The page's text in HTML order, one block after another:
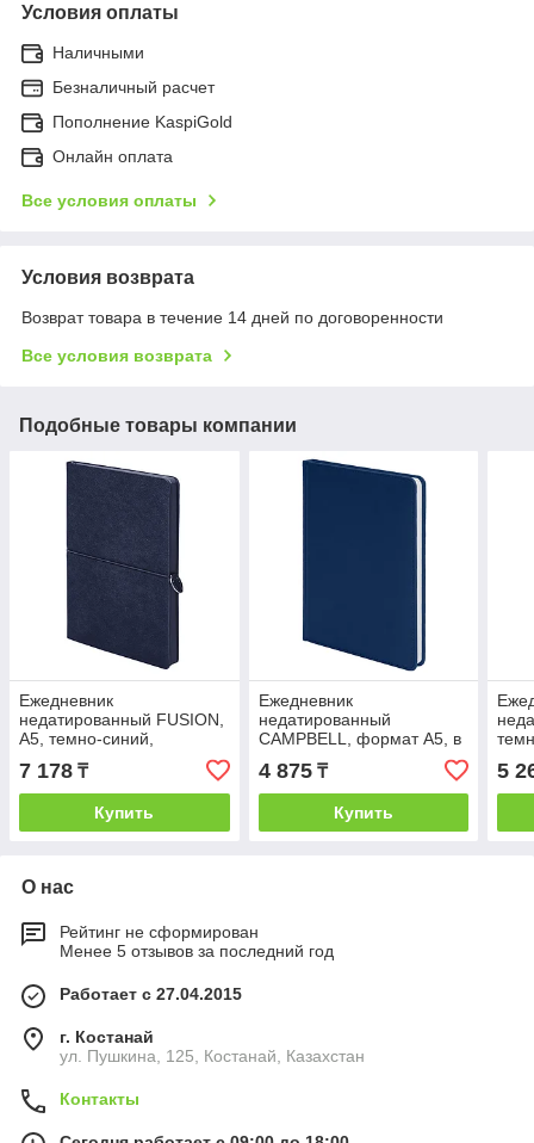
Условия оплаты
Наличными
Безналичный расчет
Пополнение KaspiGold
Онлайн оплата
Все условия оплаты
Условия возврата
Возврат товара в течение 14 дней по договоренности
Все условия возврата
Подобные товары компании
Ежедневник
недатированный FUSION,
А5, темно-синий,
кремовый блок в линейку,
Темно-синий, -, 24725 26
7 178 ₸
Купить
Ежедневник
недатированный
CAMPBELL, формат А5, в
линейку, Темно-синий, -,
24605 26
4 875₸
Купить
5
О нас
Рейтинг не сформирован
Менее 5 отзывов за последний год
Работает с 27.04.2015
г. Костанай
ул. Пушкина, 125, Костанай, Казахстан
Контакты